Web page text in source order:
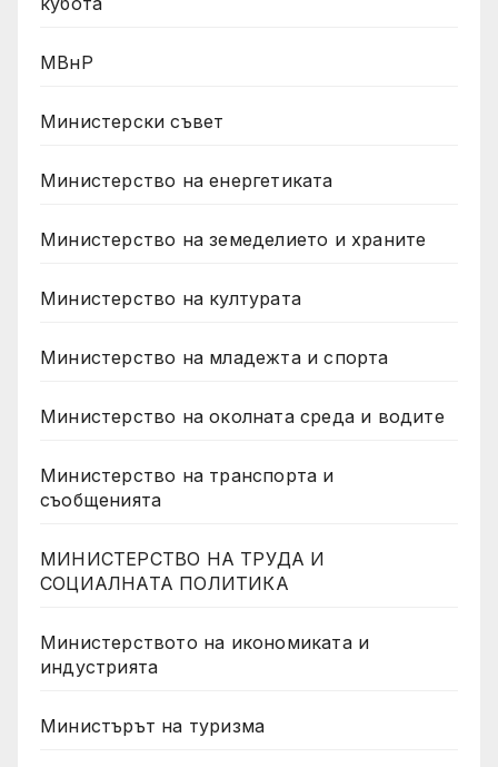
МВнР
Министерски съвет
Министерство на енергетиката
Министерство на земеделието и храните
Министерство на културата
Министерство на младежта и спорта
Министерство на околната среда и водите
Министерство на транспорта и
съобщенията
МИНИСТЕРСТВО НА ТРУДА И
СОЦИАЛНАТА ПОЛИТИКА
Министерството на икономиката и
индустрията
Министърът на туризма